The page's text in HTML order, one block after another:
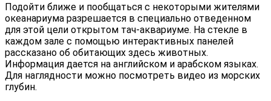
Подойти ближе и пообщаться с некоторыми жителями
океанариума разрешается в специально отведенном
для этой цели открытом тач-аквариуме. На стекле в
каждом зале с помощью интерактивных панелей
рассказано об обитающих здесь животных.
Информация дается на английском и арабском языках.
Для наглядности можно посмотреть видео из морских
глубин.